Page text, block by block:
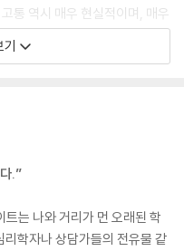
통 역시 매우 현실적이며, 매우
기
.”
는 나와 거리가 먼 오래된 학
학자나 상담가들의 전유물 같